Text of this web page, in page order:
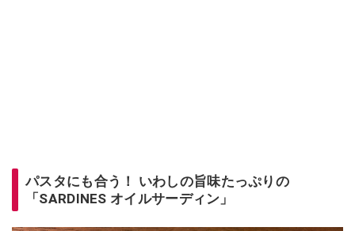
パスタにも合う！ いわしの旨味たっぷりの
「SARDINES オイルサーディン」